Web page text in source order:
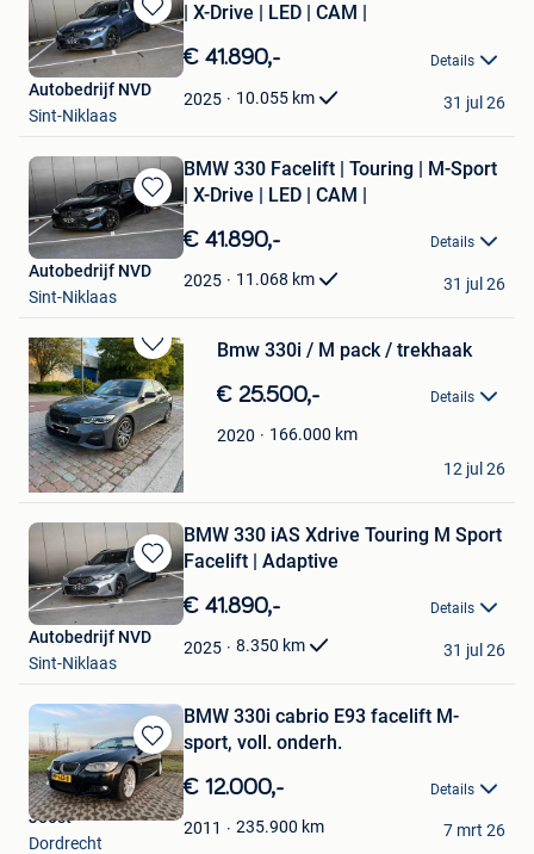
Bewaren
in
Favorieten
| X-Drive | LED | CAM |
€ 41.890,- Details
2025 10.055 km
Autobedrijf NVD
Sint-Niklaas
31 jul 26
Bewaren
in
Favorieten
BMW 330 Facelift | Touring | M-Sport
| X-Drive | LED | CAM |
€ 41.890,- Details
2025 11.068 km
Autobedrijf NVD
Sint-Niklaas
31 jul 26
Bewaren
in
Mijn
Favorieten
Bmw 330i / M pack / trekhaak
€ 25.500,- Details
2020 166.000 km
fahri
Hoboken
12 jul 26
Bewaren
in
Favorieten
BMW 330 iAS Xdrive Touring M Sport
Facelift | Adaptive
€ 41.890,- Details
2025 8.350 km
Autobedrijf NVD
Sint-Niklaas
31 jul 26
Bewaren
in
Mijn
Favorieten
BMW 330i cabrio E93 facelift M-
sport, voll. onderh.
€ 12.000,- Details
2011 235.900 km
Joost
Dordrecht
7 mrt 26